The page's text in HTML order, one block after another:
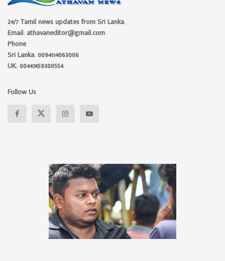
24/7 Tamil news updates from Sri Lanka.
Email: athavaneditor@gmail.com
Phone
Sri Lanka: 0094114063006
UK: 00447459300554
Follow Us